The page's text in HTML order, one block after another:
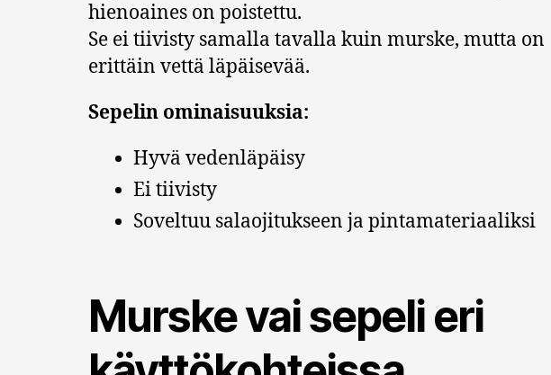
hienoaines on poistettu.
Se ei tiivisty samalla tavalla kuin murske, mutta on
erittäin vettä läpäisevää.
Sepelin ominaisuuksia:
Hyvä vedenläpäisy
Ei tiivisty
Soveltuu salaojitukseen ja pintamateriaaliksi
Murske vai sepeli eri